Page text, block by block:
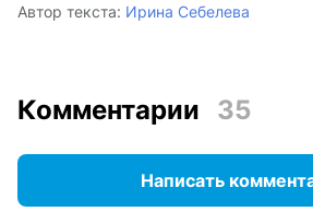
Автор текста: Ирина Себелева
Комментарии 35
Написать